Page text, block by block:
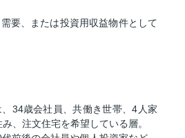
要、または投資用収益物件として
34歳会社員、共働き世帯、4人家
、注文住宅を希望している層。